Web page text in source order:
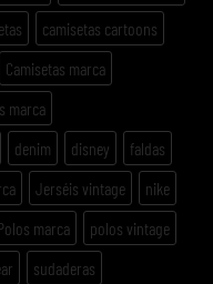
camisetas cartoons
Camisetas marca
marca
denim disney
faldas
Jerséis vintage
nike
marca
polos vintage
sudaderas